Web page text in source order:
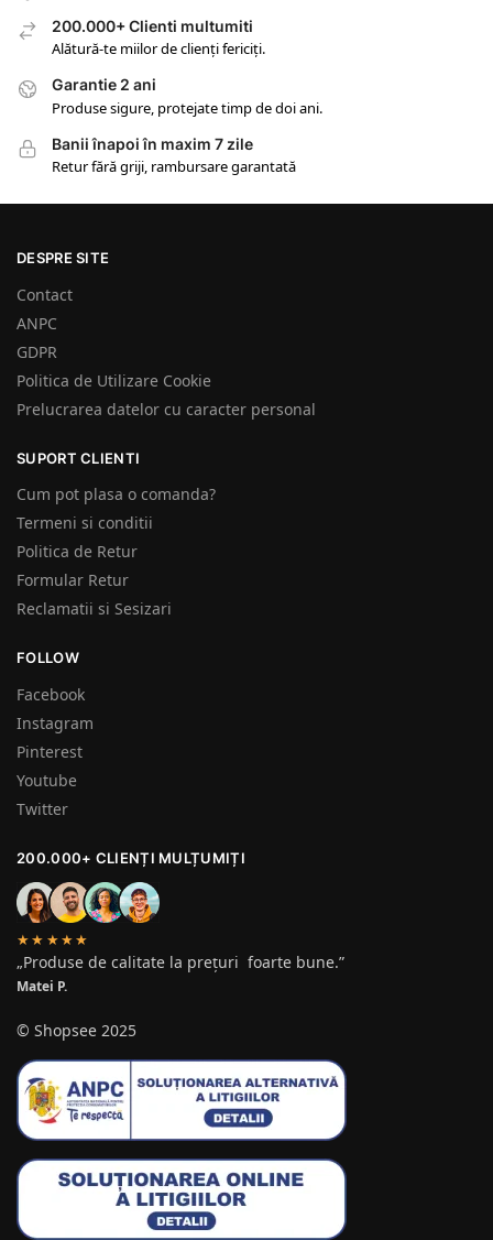
200.000+ Clienti multumiti
Alătură-te miilor de clienți fericiți.
Garantie 2 ani
Produse sigure, protejate timp de doi ani.
Banii înapoi în maxim 7 zile
Retur fără griji, rambursare garantată
DESPRE SITE
Contact
ANPC
GDPR
Politica de Utilizare Cookie
Prelucrarea datelor cu caracter personal
SUPORT CLIENTI
Cum pot plasa o comanda?
Termeni si conditii
Politica de Retur
Formular Retur
Reclamatii si Sesizari
FOLLOW
Facebook
Instagram
Pinterest
Youtube
Twitter
200.000+ CLIENȚI MULȚUMIȚI
★★★★★
„Produse de calitate la prețuri foarte bune.”
Matei P.
© Shopsee 2025